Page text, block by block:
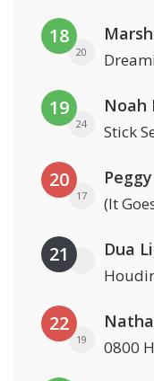
18
20
19
24
Noah
Stick
20
17 (It
21 Dua
22
19 0800